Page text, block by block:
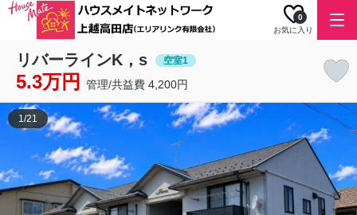
お気に入り
0
リバーラインK，s 空室1
5.3万円 管理/共益費 4,200円
1/21